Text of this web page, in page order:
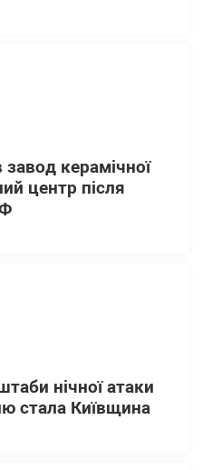
завод керамічної
центр після
нічної атаки
стала Київщина